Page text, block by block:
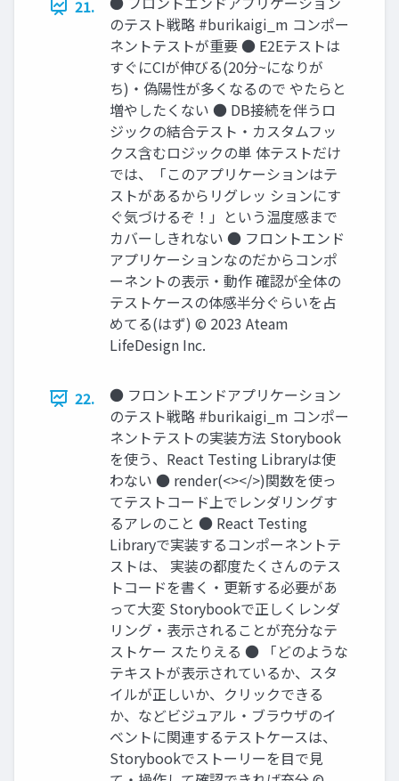
21.
のテスト戦略 #burikaigi_m コンポー
ネントテストが重要 ● E2Eテストは
すぐにCIが伸びる(20分~になりが
ち)‧偽陽性が多くなるので やたらと
増やしたくない ● DB接続を伴うロ
ジックの結合テスト‧カスタムフッ
クス含むロジックの単 体テストだけ
では、「このアプリケーションはテ
ストがあるからリグレッ ションにす
ぐ気づけるぞ！」という温度感まで
カバーしきれない ● フロントエンド
アプリケーションなのだからコンポ
ーネントの表⽰‧動作 確認が全体の
テストケースの体感半分ぐらいを占
めてる(はず) © 2023 Ateam
LifeDesign Inc.
22.
● フロントエンドアプリケーション
のテスト戦略 #burikaigi_m コンポー
ネントテストの実装⽅法 Storybook
を使う、React Testing Libraryは使
わない ● render(<></>)関数を使っ
てテストコード上でレンダリングす
るアレのこと ● React Testing
Libraryで実装するコンポーネントテ
ストは、 実装の都度たくさんのテス
トコードを書く‧更新する必要があ
って⼤変 Storybookで正しくレンダ
リング‧表⽰されることが充分なテ
ストケー スたりえる ● 「どのような
テキストが表⽰されているか、スタ
イルが正しいか、クリックできる
か、などビジュアル‧ブラウザのイ
ベントに関連するテストケースは、
Storybookでストーリーを⽬で⾒